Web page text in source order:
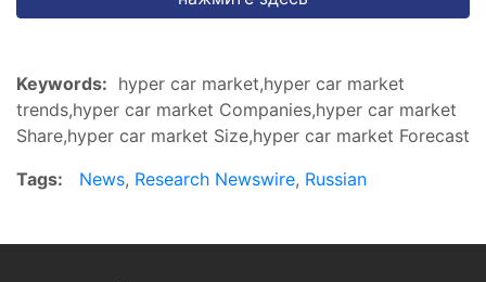
Keywords: hyper car market,hyper car market
trends,hyper car market Companies,hyper car market
Share,hyper car market Size,hyper car market Forecast
Tags:
News, Research Newswire, Russian